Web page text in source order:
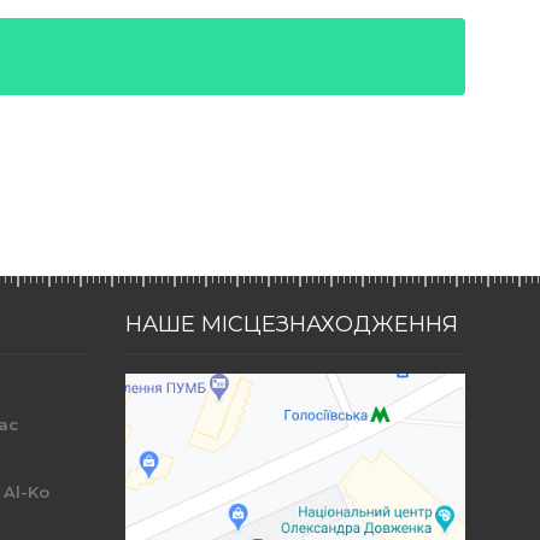
Al-Ko
НАШЕ МІСЦЕЗНАХОДЖЕННЯ